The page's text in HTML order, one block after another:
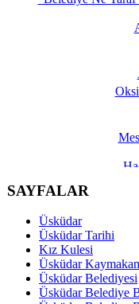
Dünya Fani,
SAYFALAR
Üsküdar
Üsküdar Tarihi
Kız Kulesi
Üsküdar
Üsküdar Belediyesi
Üsküdar Belediye